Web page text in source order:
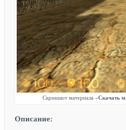
Скриншот материала «Скачать
Описание: